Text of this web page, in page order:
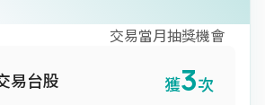
交易當月抽獎機會
易台股 獲3次